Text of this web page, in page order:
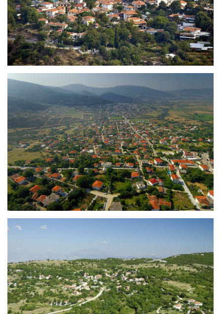
Παλιά Καβάλα – Κορυφές
Ζυγός – Κρυονέρι – Φίλιπποι